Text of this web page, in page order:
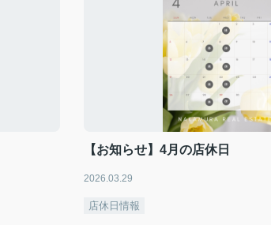
【お知らせ】4月の店休日
2026.03.29
店休日情報